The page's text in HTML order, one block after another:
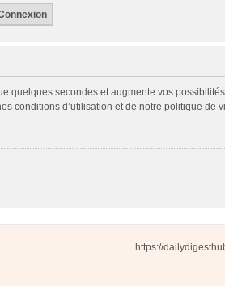
quelques secondes et augmente vos
conditions d’utilisation et de notre politique
https://